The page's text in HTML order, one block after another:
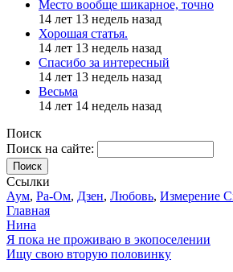
Место вообще шикарное, точно
14 лет 13 недель назад
Хорошая статья.
14 лет 13 недель назад
Спасибо за интересный
14 лет 13 недель назад
Весьма
14 лет 14 недель назад
Поиск
Поиск на сайте:
Поиск
Ссылки
Аум, Ра-Ом, Дзен, Любовь, Измерение
Главная
Нина
Я пока не проживаю в экопоселении
Ищу свою вторую половинку